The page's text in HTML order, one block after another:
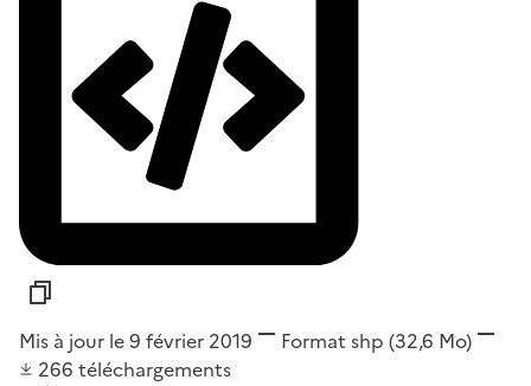
Mis à jour le 9 février 2019 Format shp (32,6 Mo)
266 téléchargements